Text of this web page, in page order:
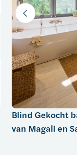
Blind Gekocht
van Magali en